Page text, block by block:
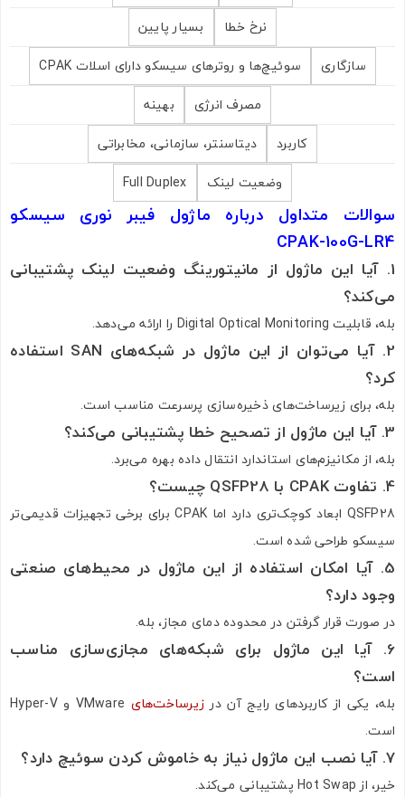
نرخ خطا
بسیار پایین
سازگاری
سوئیچ‌ها و روترهای سیسکو دارای اسلات CPAK
مصرف انرژی
بهینه
کاربرد
دیتاسنتر، سازمانی، مخابراتی
وضعیت لینک
Full Duplex
سوالات متداول درباره ماژول فیبر نوری سیسکو
CPAK-100G-LR4
1. آیا این ماژول از مانیتورینگ وضعیت لینک پشتیبانی
می‌کند؟
بله، قابلیت Digital Optical Monitoring را ارائه می‌دهد.
2. آیا می‌توان از این ماژول در شبکه‌های SAN استفاده
کرد؟
بله، برای زیرساخت‌های ذخیره‌سازی پرسرعت مناسب است.
3. آیا این ماژول از تصحیح خطا پشتیبانی می‌کند؟
بله، از مکانیزم‌های استاندارد انتقال داده بهره می‌برد.
4. تفاوت CPAK با QSFP28 چیست؟
QSFP28 ابعاد کوچک‌تری دارد اما CPAK برای برخی تجهیزات قدیمی‌تر
سیسکو طراحی شده است.
5. آیا امکان استفاده از این ماژول در محیط‌های صنعتی
وجود دارد؟
در صورت قرار گرفتن در محدوده دمای مجاز، بله.
6. آیا این ماژول برای شبکه‌های مجازی‌سازی مناسب
است؟
بله، یکی از کاربردهای رایج آن در زیرساخت‌های
VMware و Hyper-V
است.
7. آیا نصب این ماژول نیاز به خاموش کردن سوئیچ دارد؟
خیر، از Hot Swap پشتیبانی می‌کند.